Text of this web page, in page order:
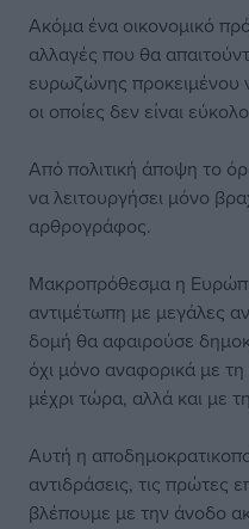
Ακόμα ένα οικονομικό
αλλαγές που θα
ευρωζώνης προκειμένου
οι οποίες δεν είναι
Από πολιτική άποψη το
να λειτουργήσει μόνο
αρθρογράφος.
Μακροπρόθεσμα η
αντιμέτωπη με μεγάλες
δομή θα αφαιρούσε
όχι μόνο αναφορικά με τη
μέχρι τώρα, αλλά και με
Αυτή η
αντιδράσεις, τις πρώτες
βλέπουμε με την άνοδο